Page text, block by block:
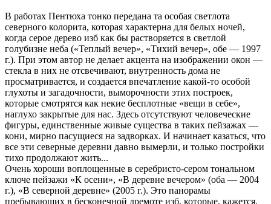
В работах Пентюха тонко передана та особая светлота
северного колорита, которая характерна для белых ночей,
когда серое дерево изб как бы растворяется в светлой
голубизне неба («Теплый вечер», «Тихий вечер», обе — 1997
г.). При этом автор не делает акцента на изображении окон —
стекла в них не отсвечивают, внутренность дома не
просматривается, и создается впечатление какой-то особой
глухоты и загадочности, выморочности этих построек,
которые смотрятся как некие бесплотные «вещи в себе»,
наглухо закрытые для нас. Здесь отсутствуют человеческие
фигуры, единственные живые существа в таких пейзажах —
кони, мирно пасущиеся на задворках. И начинает казаться, что
все эти северные деревни давно вымерли, и только постройки
тихо продолжают жить...
Очень хороши воплощенные в серебристо-сером тональном
ключе пейзажи «К осени», «В деревне вечером» (оба — 2004
г.), «В северной деревне» (2005 г.). Это панорамы
пребывающих в бесконечной дремоте изб, которые, кажется,